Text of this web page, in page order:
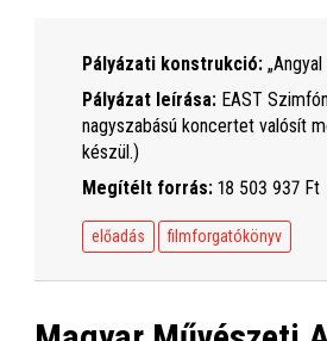
Pályázati konstrukció:
Pályázat leírása: EAST
nagyszabású koncertet valósít
készül.)
Megítélt forrás: 18 503 937 Ft
előadás filmforgatókönyv